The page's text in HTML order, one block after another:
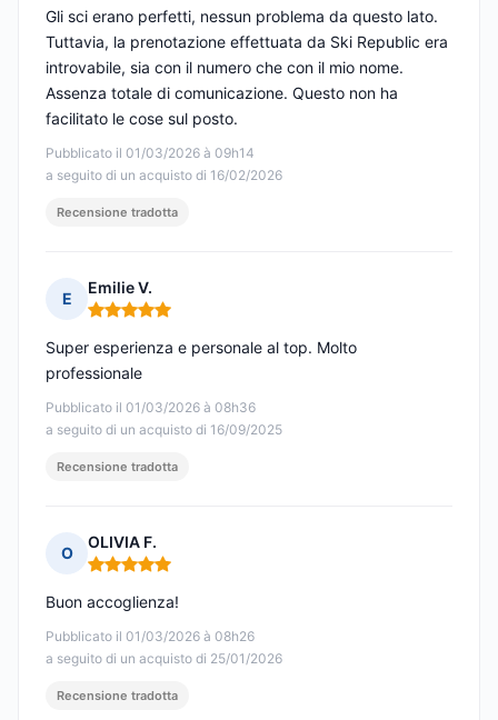
Pubblicato il 01/03/2026 à 09h14
a seguito di un acquisto di 16/02/2026
Gli sci erano perfetti, nessun problema da questo lato.
Tuttavia, la prenotazione effettuata da Ski Republic era
introvabile, sia con il numero che con il mio nome.
Assenza totale di comunicazione. Questo non ha
facilitato le cose sul posto.
Recensione tradotta
E
Emilie V.
Nota: 5 su 5
Pubblicato il 01/03/2026 à 08h36
a seguito di un acquisto di 16/09/2025
Super esperienza e personale al top. Molto
professionale
Recensione tradotta
O
OLIVIA F.
Nota: 5 su 5
Pubblicato il 01/03/2026 à 08h26
a seguito di un acquisto di 25/01/2026
Buon accoglienza!
Recensione tradotta